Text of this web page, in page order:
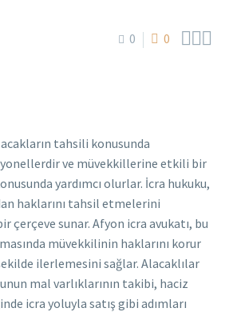
0 0 
tahsili konusunda
ve müvekkillerine etkili bir
yardımcı olurlar. İcra hukuku,
haklarını tahsil etmelerini
çerçeve sunar. Afyon icra avukatı, bu
müvekkilinin haklarını korur
ilerlemesini sağlar. Alacaklılar
mal varlıklarının takibi, haciz
icra yoluyla satış gibi adımları